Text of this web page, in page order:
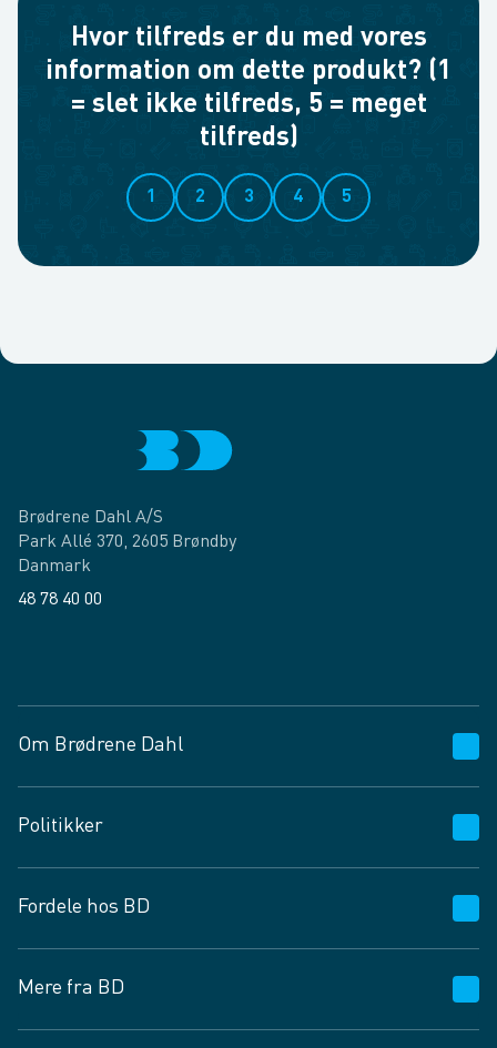
Hvor tilfreds er du med vores
information om dette produkt? (1
= slet ikke tilfreds, 5 = meget
tilfreds)
1 2 3 4 5
Brødrene Dahl A/S
Park Allé 370, 2605 Brøndby
Danmark
48 78 40 00
Om Brødrene Dahl
Vagttelefon 30 10 89 89
Spørgsmål og svar
Job og karriere
Fødevarekontrolrapport
Politikker
Privatlivspolitik
Cookies
Vilkår og betingelser
Fordele hos BD
BD app
BD.dk services
Mere fra BD